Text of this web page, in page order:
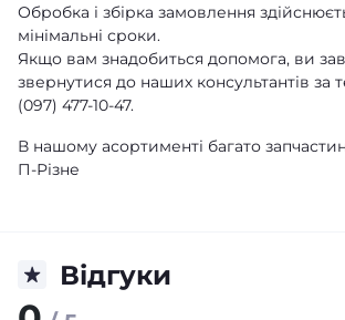
Обробка і збірка замовлення
мінімальні сроки.
Якщо вам знадобиться допомога, ви
звернутися до наших консультантів за
(097) 477-10-47.
В нашому асортименті багато
П-Різне
Відгуки